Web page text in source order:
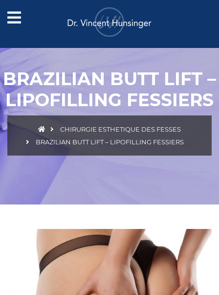
BRAZILIAN BUTT LIFT –
LIPOFILLING FESSIERS
CHIRURGIE ESTHETIQUE DES FESSES
BRAZILIAN BUTT LIFT – LIPOFILLING FESSIERS